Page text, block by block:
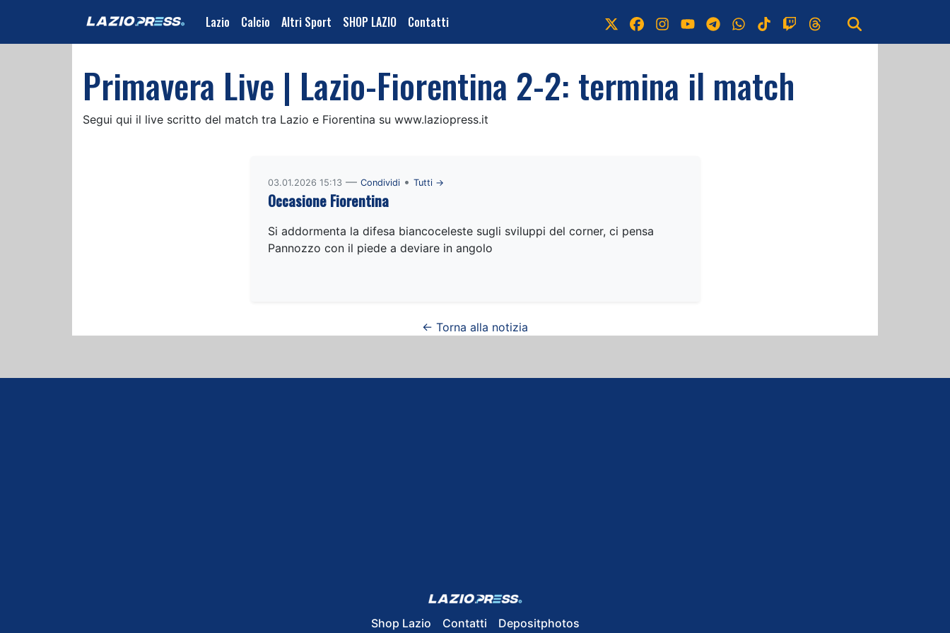
Lazio Calcio Altri Sport SHOP LAZIO Contatti
Primavera Live | Lazio-Fiorentina 2-2: termina il match
Segui qui il live scritto del match tra Lazio e Fiorentina su www.laziopress.it
03.01.2026 15:13— Condividi• Tutti →
Occasione Fiorentina
Si addormenta la difesa biancoceleste sugli sviluppi del corner, ci pensa
Pannozzo con il piede a deviare in angolo
← Torna alla notizia
Shop Lazio Contatti Depositphotos